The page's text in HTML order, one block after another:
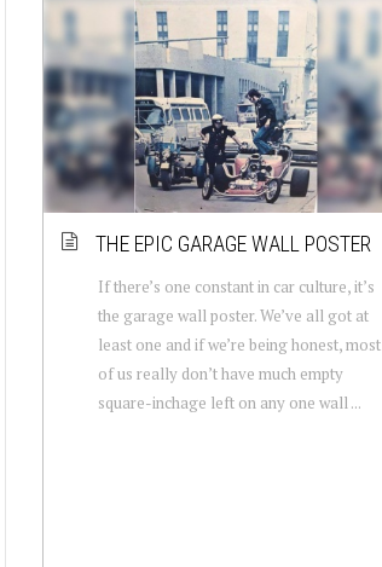
THE EPIC GARAGE WALL POSTER
If there’s one constant in car culture, it’s
the garage wall poster. We’ve all got at
least one and if we’re being honest, most
of us really don’t have much empty
square-inchage left on any one wall ...